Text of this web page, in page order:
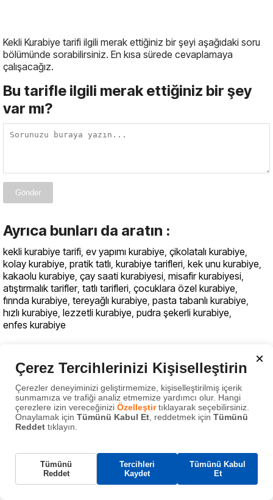
Kekli Kurabiye tarifi ilgili merak ettiğiniz bir şeyi aşağıdaki soru
bölümünde sorabilirsiniz. En kısa sürede cevaplamaya
çalışacağız.
Bu tarifle ilgili merak ettiğiniz bir şey
var mı?
Gönder
Ayrıca bunları da aratın :
kekli kurabiye tarifi, ev yapımı kurabiye, çikolatalı kurabiye,
kolay kurabiye, pratik tatlı, kurabiye tarifleri, kek unu kurabiye,
kakaolu kurabiye, çay saati kurabiyesi, misafir kurabiyesi,
atıştırmalık tarifler, tatlı tarifleri, çocuklara özel kurabiye,
fırında kurabiye, tereyağlı kurabiye, pasta tabanlı kurabiye,
hızlı kurabiye, lezzetli kurabiye, pudra şekerli kurabiye,
enfes kurabiye
Bu tarifin ekran görüntüsü al
Ayvalı Alman Keki
×
Çerez Tercihlerinizi Kişiselleştirin
Çerezler deneyiminizi geliştirmemize, kişiselleştirilmiş içerik
sunmamıza ve trafiği analiz etmemize yardımcı olur. Hangi
çerezlere izin vereceğinizi Özelleştirtıklayarak seçebilirsiniz.
Onaylamak için Tümünü Kabul Et , reddetmek için Tümünü
Reddet tıklayın.
Gerekli Çerezler
Bu çerezler, web sitemizin çalışması için gereklidir
ve sistemlerimizde kapatılamaz. Bunlar genellikle
Tümünü
Reddet
Tercihleri
Kaydet
Tümünü Kabul
Et